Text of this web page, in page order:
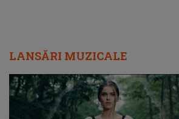
LANSĂRI MUZICALE